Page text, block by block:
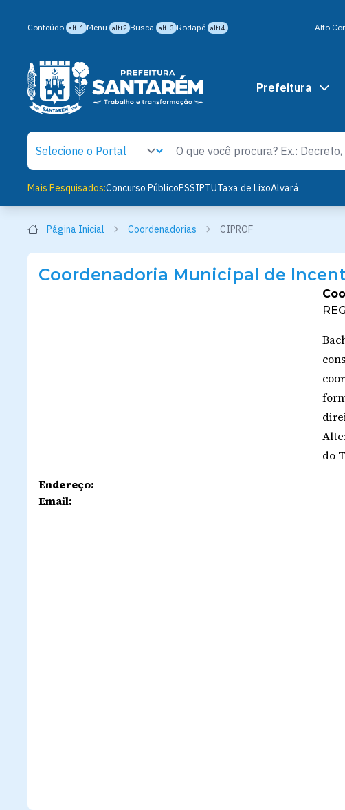
Conteúdo alt+1 Menu alt+2 Busca alt+3 Rodapé alt+4 Alto
Prefeitura
Mais Pesquisados:Concurso PúblicoPSSIPTUTaxa de LixoAlvará
Página Inicial Coordenadorias CIPROF
Coordenadoria Municipal de
do
Endereço:
Email: